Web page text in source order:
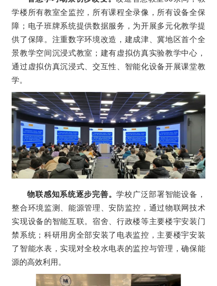
学楼所有教室全监控，所有课程全录像，所有设备全保
障；电子班牌系统提供数据服务，为开展多元化教学提
供了保障。注重数字环境改造，建成津、冀地区首个全
景教学空间沉浸式教室；建有虚拟仿真实验教学中心，
通过虚拟仿真沉浸式、交互性、智能化设备开展课堂教
学。
物联感知系统逐步完善。学校广泛部署智能设备，
整合环境监测、能源管理、安防监控，通过物联网技术
实现设备的智能互联。宿舍、行政楼等主要楼宇安装门
禁系统；科研用房全部安装了电表监控，主要楼宇安装
了智能水表，实现对全校水电表的监控与管理，确保能
源的高效利用。